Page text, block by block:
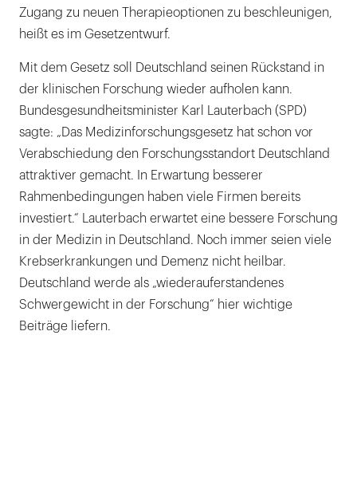
Zugang zu neuen Therapieoptionen zu beschleunigen,
heißt es im Gesetzentwurf.
Mit dem Gesetz soll Deutschland seinen Rückstand in
der klinischen Forschung wieder aufholen kann.
Bundesgesundheitsminister Karl Lauterbach (SPD)
sagte: „Das Medizinforschungsgesetz hat schon vor
Verabschiedung den Forschungsstandort Deutschland
attraktiver gemacht. In Erwartung besserer
Rahmenbedingungen haben viele Firmen bereits
investiert.“ Lauterbach erwartet eine bessere Forschung
in der Medizin in Deutschland. Noch immer seien viele
Krebserkrankungen und Demenz nicht heilbar.
Deutschland werde als „wiederauferstandenes
Schwergewicht in der Forschung“ hier wichtige
Beiträge liefern.